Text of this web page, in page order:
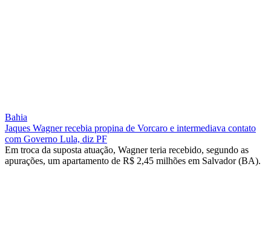
Bahia
Jaques Wagner recebia propina de Vorcaro e intermediava contato
com Governo Lula, diz PF
Em troca da suposta atuação, Wagner teria recebido, segundo as
apurações, um apartamento de R$ 2,45 milhões em Salvador (BA).